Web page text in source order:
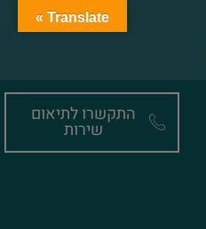
התקשרו לתיאום
שירות
Translate »